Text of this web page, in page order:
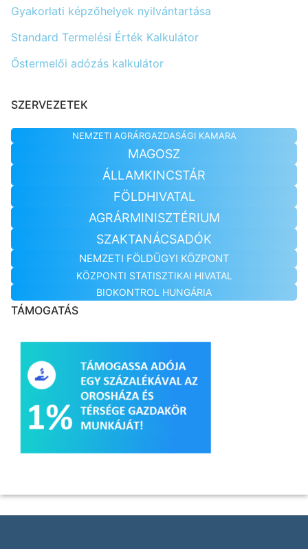
Gyakorlati képzőhelyek nyilvántartása
Standard Termelési Érték Kalkulátor
Őstermelői adózás kalkulátor
SZERVEZETEK
NEMZETI AGRÁRGAZDASÁGI KAMARA
MAGOSZ
ÁLLAMKINCSTÁR
FÖLDHIVATAL
AGRÁRMINISZTÉRIUM
SZAKTANÁCSADÓK
NEMZETI FÖLDÜGYI KÖZPONT
KÖZPONTI STATISZTIKAI HIVATAL
BIOKONTROL HUNGÁRIA
TÁMOGATÁS